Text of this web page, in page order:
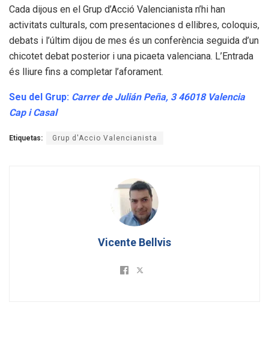
Cada dijous en el Grup d’Acció Valencianista n’hi han
activitats culturals, com presentaciones d ellibres, coloquis,
debats i l’últim dijou de mes és un conferència seguida d’un
chicotet debat posterior i una picaeta valenciana. L’Entrada
és lliure fins a completar l’aforament.
Seu del Grup: Carrer de Julián Peña, 3 46018 Valencia
Cap i Casal
Etiquetas: Grup d'Accio Valencianista
Vicente Bellvis